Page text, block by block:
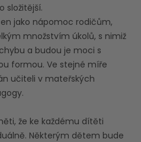
složitější.
jako nápomoc rodičům,
množstvím úkolů, s nimiž
a budou je moci s
formou. Ve stejné míře
učiteli v mateřských
že ke každému dítěti
Některým dětem bude